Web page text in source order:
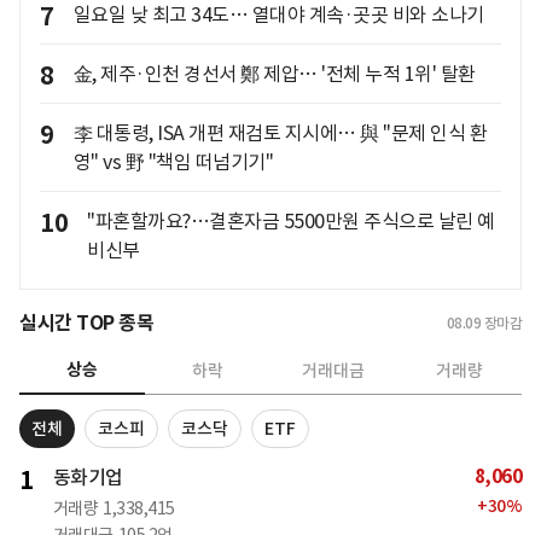
7 일요일 낮 최고 34도… 열대야 계속·곳곳 비와 소나기
8 金, 제주·인천 경선서 鄭 제압… '전체 누적 1위' 탈환
9
李 대통령, ISA 개편 재검토 지시에… 與 "문제 인식 환
영" vs 野 "책임 떠넘기기"
10
"파혼할까요?…결혼자금 5500만원 주식으로 날린 예
비신부
실시간 TOP 종목 08.09 장마감
상승 하락 거래대금 거래량
전체 코스피 코스닥 ETF
1 동화기업
거래량 1,338,415
8,060
+30%